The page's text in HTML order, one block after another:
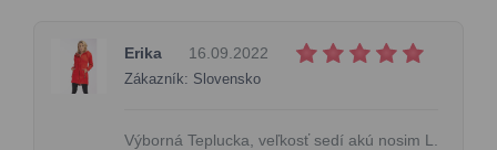
Erika 16.09.2022
Zákazník: Slovensko
Výborná Teplucka, veľkosť sedí akú nosim L.